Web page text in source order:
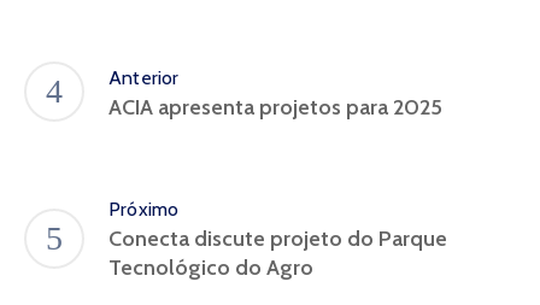
Anterior
ACIA apresenta projetos para 2025
Próximo
Conecta discute projeto do Parque
Tecnológico do Agro